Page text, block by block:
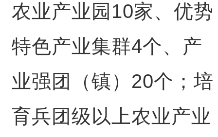
农业产业园10家、优势
特色产业集群4个、产
业强团（镇）20个；培
育兵团级以上农业产业